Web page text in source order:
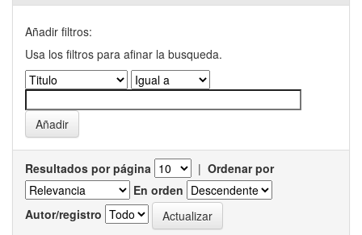
Añadir filtros:
Usa los filtros para afinar la busqueda.
Resultados por página | Ordenar por
En orden
Autor/registro